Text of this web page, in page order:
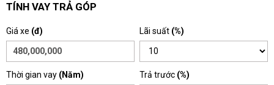
TÍNH VAY TRẢ GÓP
Giá xe (đ) Lãi suất (%)
Thời gian vay (Năm) Trả trước (%)